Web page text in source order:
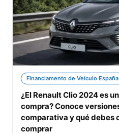
Financiamento de Veículo España
¿El Renault Clio 2024 es
compra? Conoce
comparativa y qué debes
comprar